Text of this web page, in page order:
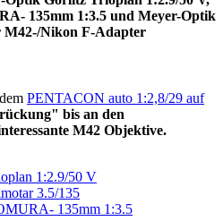
135mm 1:3.5 und Meyer-Optik
M42-/Nikon F-Adapter
PENTACON auto 1:2,8/29 auf
bis an den
M42 Objektive.
1:2.9/50 V
3.5/135
135mm 1:3.5